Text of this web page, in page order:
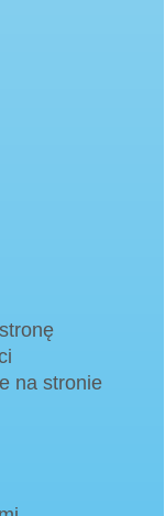
na stronie